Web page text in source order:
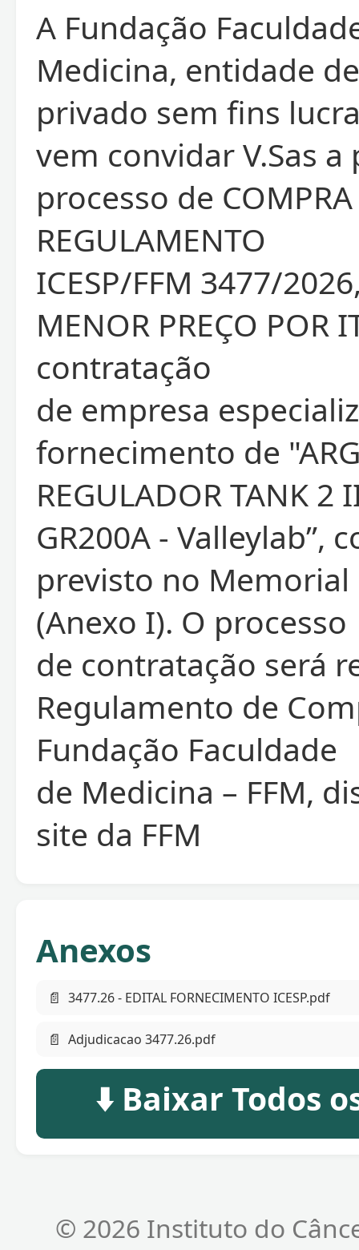
A Fundação
Medicina, entidade
privado sem fins
vem convidar V.Sas
processo de COMPRA
REGULAMENTO
ICESP/FFM 3477/
MENOR PREÇO POR
contratação
de empresa
fornecimento de
REGULADOR TANK 2
GR200A - Valleylab”,
previsto no
(Anexo I). O processo
de contratação será
Regulamento de
Fundação Faculdade
de Medicina – FFM,
site da FFM
Anexos
📄 3477.26 - EDITAL FORNECIMENTO ICESP.pdf
📄 Adjudicacao 3477.26.pdf
⬇️ Baixar Todos
© 2026 Instituto do